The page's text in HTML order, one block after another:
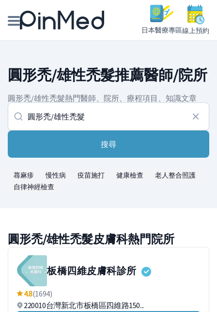
日本醫療專區線上預約
醫師專欄專訪
健康主題館
我是醫療人員
圓形禿/雄性禿髮推薦醫師/院所
圓形禿/雄性禿髮熱門醫師、院所、療程項目、知識文章
搜尋
蕁麻疹 慢性病 疫苗施打 健康檢查
老人整合照護
自律神經檢查
圓形禿/雄性禿髮皮膚科熱門院所
板橋四維皮膚科診所
4.8(1694)
220010台灣新北市板橋區四維路150...